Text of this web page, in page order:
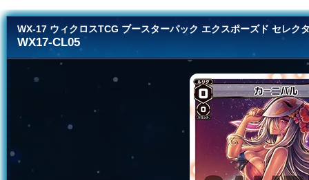
WX-17 ウィクロスTCG ブースターパック エクスポーズド セレク
WX17-CL05